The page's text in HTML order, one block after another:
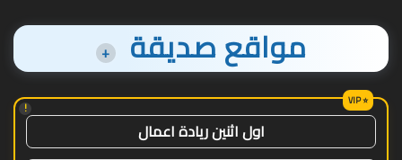
مواقع صديقة +
!
اول اثنين ريادة اعمال